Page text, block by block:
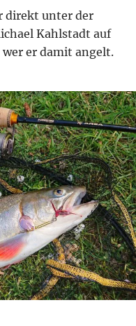
direkt unter der
Kahlstadt auf
wer er damit angelt.